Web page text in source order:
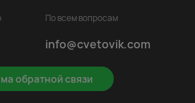
обратной связи
По всем вопросам
info@cvetovik.com